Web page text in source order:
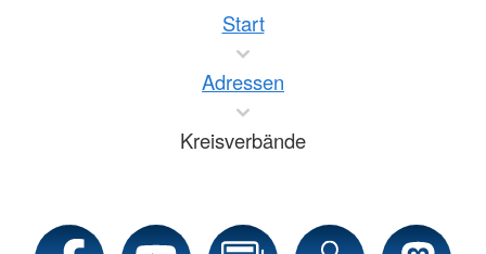
Start
Adressen
Kreisverbände